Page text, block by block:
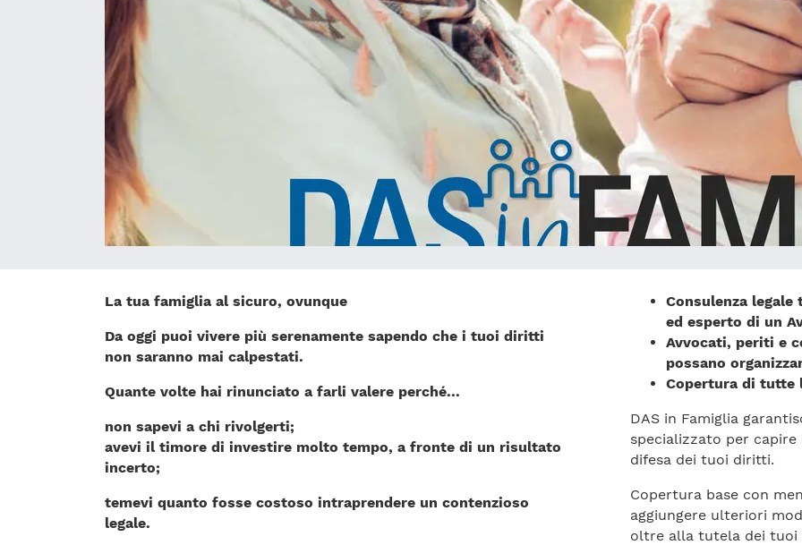
La tua famiglia al sicuro, ovunque
Da oggi puoi vivere più serenamente sapendo che i tuoi diritti
non saranno mai calpestati.
Quante volte hai rinunciato a farli valere perché...
non sapevi a chi rivolgerti;
avevi il timore di investire molto tempo, a fronte di un risultato
incerto;
temevi quanto fosse costoso intraprendere un contenzioso
legale.
Consulenza
ed esperto di un
Avvocati, periti e
possano
Copertura di tutte
DAS in Famiglia
specializzato per
difesa dei tuoi diritti.
Copertura base con
aggiungere ulteriori
oltre alla tutela dei tuoi